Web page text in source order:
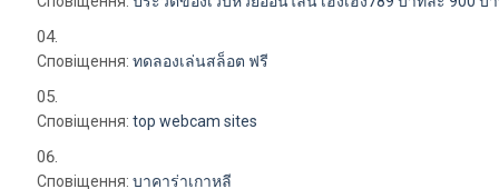
Сповіщення:ทดลองเล่นสล็อต ฟรี
Сповіщення:top webcam sites
Сповіщення:บาคาร่าเกาหลี